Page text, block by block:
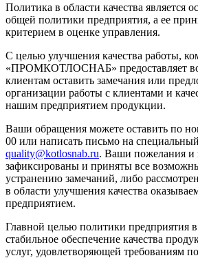
Политика в области качества является
общей политики предприятия, а ее
критерием в оценке управления.
С целью улучшения качества работы,
«ПРОМКОТЛОСНАБ» предоставляет
клиентам оставить замечания или
организации работы с клиентами и
нашим предприятием продукции.
Ваши обращения можете оставить по
00 или написать письмо на
quality@kotlosnab.ru. Ваши пожелания и
зафиксированы и приняты все
устранению замечаний, либо
в области улучшения качества
предприятием.
Главной целью политики предприятия в
стабильное обеспечение качества
услуг, удовлетворяющей требованиям